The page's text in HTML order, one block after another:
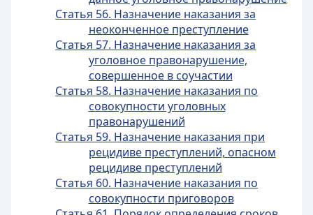
Статья 56. Назначение наказания за
неоконченное преступление
Статья 57. Назначение наказания за
уголовное правонарушение,
совершенное в соучастии
Статья 58. Назначение наказания по
совокупности уголовных
правонарушений
Статья 59. Назначение наказания при
рецидиве преступлений, опасном
рецидиве преступлений
Статья 60. Назначение наказания по
совокупности приговоров